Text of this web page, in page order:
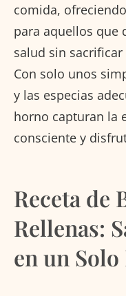
comida,
para aquellos que
salud sin
Con solo unos
y las especias
horno capturan la
consciente y
Receta de
Rellenas:
en un